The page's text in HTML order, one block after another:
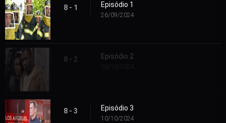
8 - 1 Episódio 1
26/09/2024
8 - 2 Episódio 2
8 - 3 Episódio 3
10/10/2024